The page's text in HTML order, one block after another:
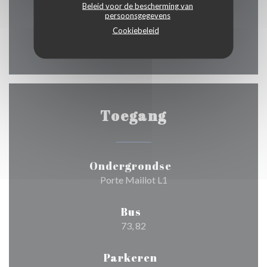
Beleid voor de bescherming van
persoonsgegevens
Cookiebeleid
Zondag
Gesloten
Toegang
Ondergrondse
Porte Maillot L1
Bus
73, 82
Parkeren